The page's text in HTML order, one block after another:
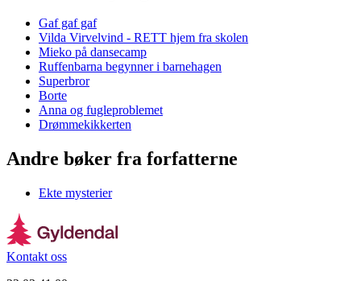
Gaf gaf gaf
Vilda Virvelvind - RETT hjem fra skolen
Mieko på dansecamp
Ruffenbarna begynner i barnehagen
Superbror
Borte
Anna og fugleproblemet
Drømmekikkerten
Andre bøker fra forfatterne
Ekte mysterier
Kontakt oss